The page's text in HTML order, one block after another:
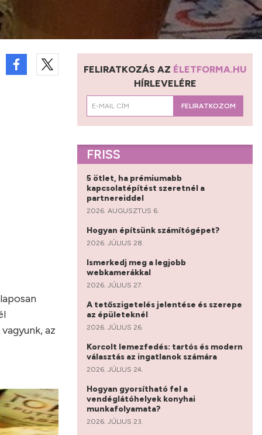
az
FELIRATKOZÁS AZ ÉLETFORMA.HU
HÍRLEVELÉRE
FELIRATKOZOM
FRISS
5 ötlet, ha prémiumabb
kapcsolatépítést szeretnél a
partnereiddel
2026. AUGUSZTUS 6.
Hogyan építsünk számítógépet?
2026. JÚLIUS 28.
Ismerkedj meg a legjobb
webkamerákkal
2026. JÚLIUS 27.
A tetőszigetelés jelentése és szerepe
az épületeknél
2026. JÚLIUS 26.
Korcolt lemezfedés: tartós és modern
választás az ingatlanok számára
2026. JÚLIUS 24.
Hogyan gyorsítható fel a
vendéglátóhelyek konyhai
munkafolyamata?
2026. JÚLIUS 23.